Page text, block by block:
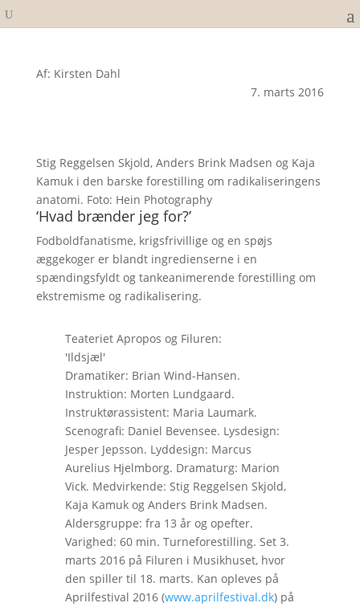
Af: Kirsten Dahl
7. marts 2016
Stig Reggelsen Skjold, Anders Brink Madsen og Kaja
Kamuk i den barske forestilling om radikaliseringens
anatomi. Foto: Hein Photography
‘Hvad brænder jeg for?’
Fodboldfanatisme, krigsfrivillige og en spøjs
æggekoger er blandt ingredienserne i en
spændingsfyldt og tankeanimerende forestilling om
ekstremisme og radikalisering.
Teateriet Apropos og Filuren:
'Ildsjæl'
Dramatiker: Brian Wind-Hansen.
Instruktion: Morten Lundgaard.
Instruktørassistent: Maria Laumark.
Scenografi: Daniel Bevensee. Lysdesign:
Jesper Jepsson. Lyddesign: Marcus
Aurelius Hjelmborg. Dramaturg: Marion
Vick. Medvirkende: Stig Reggelsen Skjold,
Kaja Kamuk og Anders Brink Madsen.
Aldersgruppe: fra 13 år og opefter.
Varighed: 60 min. Turneforestilling. Set 3.
marts 2016 på Filuren i Musikhuset, hvor
den spiller til 18. marts. Kan opleves på
Aprilfestival 2016 (www.aprilfestival.dk) på